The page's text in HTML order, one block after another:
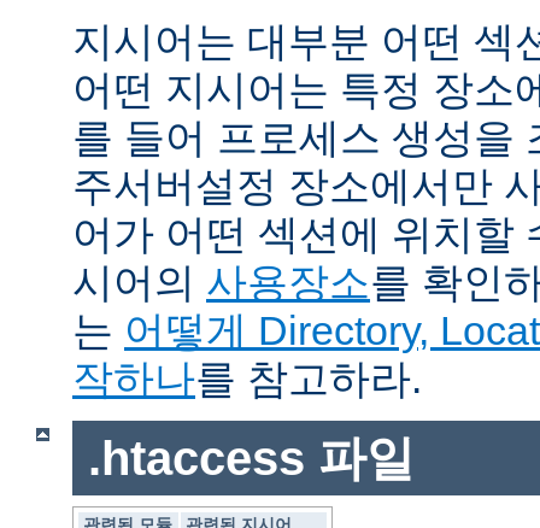
지시어는 대부분 어떤 섹
어떤 지시어는 특정 장소
를 들어 프로세스 생성을
주서버설정 장소에서만
어가 어떤 섹션에 위치할
시어의 사용장소를 확인
는 어떻게 Directory,
작하나를 참고하라.
.htaccess 파일